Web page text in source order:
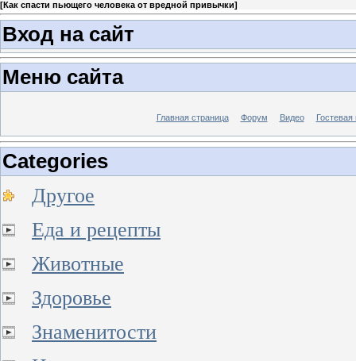
[Как спасти пьющего человека от вредной привычки]
Вход на сайт
Меню сайта
Главная страница Форум Видео Гостевая
Categories
Другое
Еда и рецепты
Животные
Здоровье
Знаменитости